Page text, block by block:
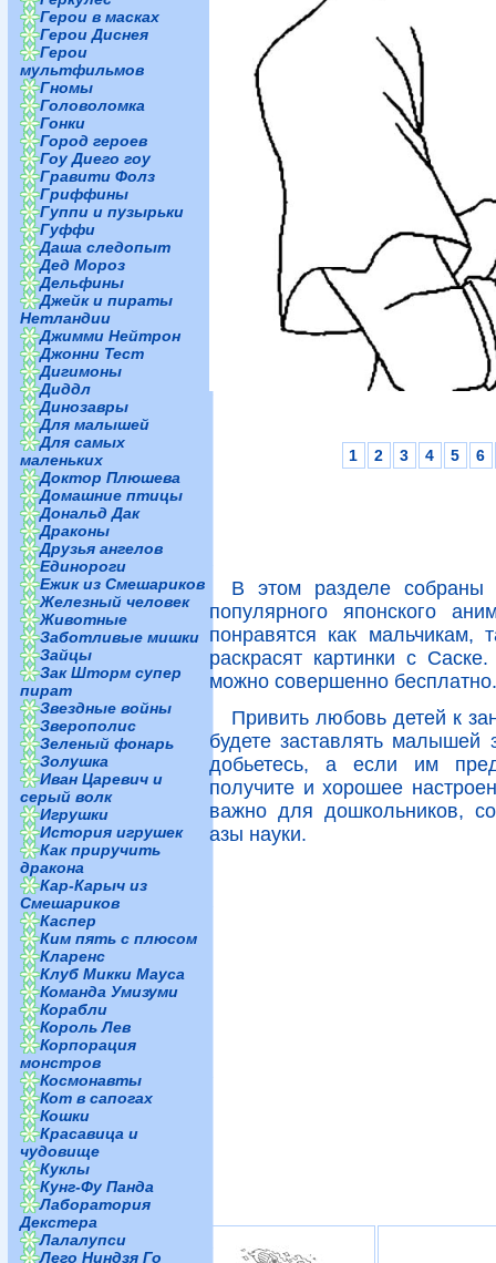
Герои в масках
Герои Диснея
Герои
мультфильмов
Гномы
Головоломка
Гонки
Город героев
Гоу Диего гоу
Гравити Фолз
Гриффины
Гуппи и пузырьки
Гуффи
Даша следопыт
Дед Мороз
Дельфины
Джейк и пираты
Нетландии
Джимми Нейтрон
Джонни Тест
Дигимоны
Диддл
Динозавры
Для малышей
Для самых
маленьких
Доктор Плюшева
Домашние птицы
Дональд Дак
Драконы
Друзья ангелов
Единороги
Ежик из Смешариков
Железный человек
Животные
Заботливые мишки
Зайцы
Зак Шторм супер
пират
Звездные войны
Зверополис
Зеленый фонарь
Золушка
Иван Царевич и
серый волк
Игрушки
История игрушек
Как приручить
дракона
Кар-Карыч из
Смешариков
Каспер
Ким пять с плюсом
Кларенс
Клуб Микки Мауса
Команда Умизуми
Корабли
Король Лев
Корпорация
монстров
Космонавты
Кот в сапогах
Кошки
Красавица и
чудовище
Куклы
Кунг-Фу Панда
Лаборатория
Декстера
Лалалупси
Лего Ниндзя Го
1 2 3 4 5 6
В этом разделе собраны
популярного японского
понравятся как мальчикам,
раскрасят картинки с
можно совершенно бесплатно.
Привить любовь детей к
будете заставлять малышей
добьетесь, а если им
получите и хорошее
важно для дошкольников,
азы науки.